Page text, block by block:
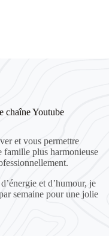
chaîne Youtube
et vous permettre
famille plus harmonieuse
et d’humour, je
semaine pour une jolie